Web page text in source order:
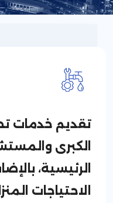
تقديم خدمات
الكبرى
الرئيسية،
الاحتياجات